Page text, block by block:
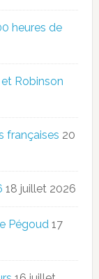
heures de
Robinson
françaises 20
18 juillet 2026
Pégoud 17